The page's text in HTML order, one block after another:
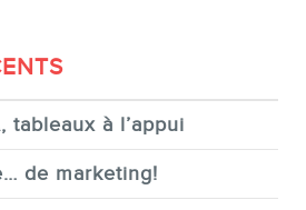
à l’appui
de marketing!